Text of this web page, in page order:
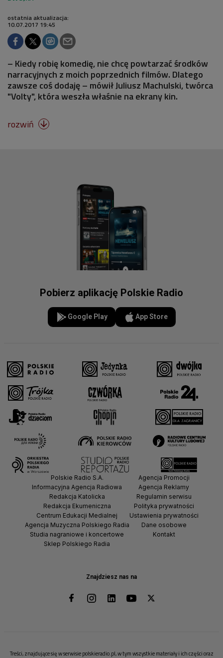
ostatnia aktualizacja:
10.07.2017 19:45
– Kiedy robię komedię, nie chcę powtarzać środków
narracyjnych z moich poprzednich filmów. Dlatego
zawsze coś dodaję – mówił Juliusz Machulski, twórca
"Volty", która weszła właśnie na ekrany kin.
rozwiń 
Pobierz aplikację Polskie Radio
Google Play App Store
Znajdziesz nas na
Polskie Radio S.A.
Informacyjna Agencja Radiowa
Redakcja Katolicka
Redakcja Ekumeniczna
Centrum Edukacji Medialnej
Agencja Muzyczna Polskiego Radia
Studia nagraniowe i koncertowe
Sklep Polskiego Radia
Agencja Promocji
Agencja Reklamy
Regulamin serwisu
Polityka prywatności
Ustawienia prywatności
Dane osobowe
Kontakt
Treści, znajdujące się w serwisie polskieradio.pl, w tym wszystkie materiały i ich części oraz